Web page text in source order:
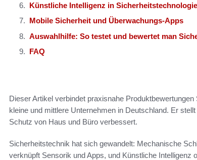
Künstliche Intelligenz in
Mobile Sicherheit und Überwachungs-Apps
Auswahlhilfe: So testet und bewertet man
FAQ
Dieser Artikel verbindet praxisnahe
kleine und mittlere Unternehmen in Deutschland. Er
Schutz von Haus und Büro verbessert.
Sicherheitstechnik hat sich gewandelt: Mechanische
verknüpft Sensorik und Apps, und Künstliche